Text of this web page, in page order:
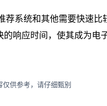
荐系统和其他需要快速
响应时间，使其成为
供参考，请仔细甄别